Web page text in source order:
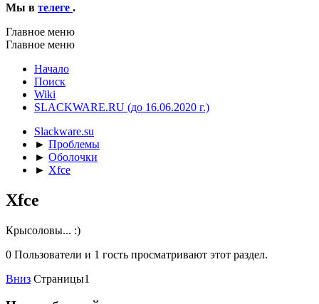
Мы в телеге .
Главное меню
Главное меню
Начало
Поиск
Wiki
SLACKWARE.RU (до 16.06.2020 г.)
Slackware.su
► Проблемы
► Оболочки
► Xfce
Xfce
Крысоловы... :)
0 Пользователи и 1 гость просматривают этот раздел.
Вниз Страницы1